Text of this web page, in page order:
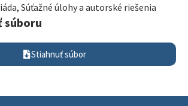
, Súťažné úlohy a autorské riešenia
súboru
Stiahnuť súbor